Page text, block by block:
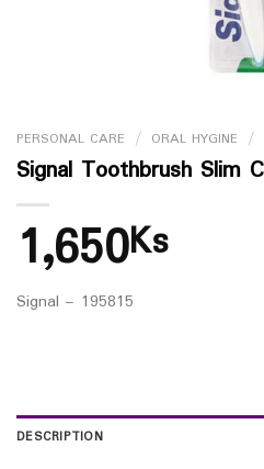
PERSONAL CARE / ORAL HYGINE /
Signal Toothbrush Slim
1,650Ks
Signal – 195815
DESCRIPTION